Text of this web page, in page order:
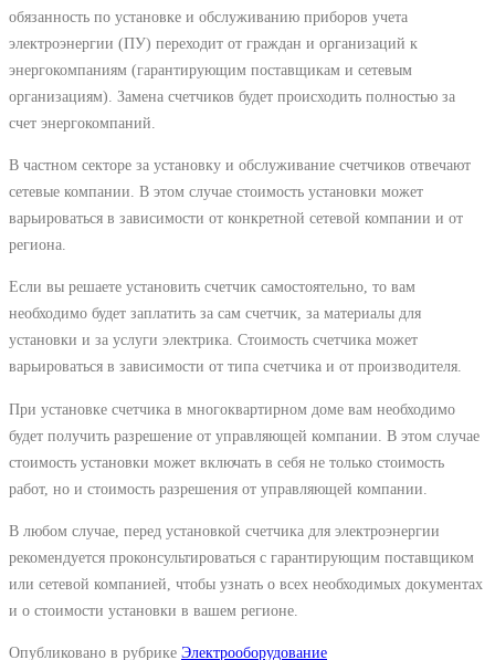
обязанность по установке и обслуживанию приборов учета
электроэнергии (ПУ) переходит от граждан и организаций к
энергокомпаниям (гарантирующим поставщикам и сетевым
организациям). Замена счетчиков будет происходить полностью за
счет энергокомпаний.
В частном секторе за установку и обслуживание счетчиков отвечают
сетевые компании. В этом случае стоимость установки может
варьироваться в зависимости от конкретной сетевой компании и от
региона.
Если вы решаете установить счетчик самостоятельно, то вам
необходимо будет заплатить за сам счетчик, за материалы для
установки и за услуги электрика. Стоимость счетчика может
варьироваться в зависимости от типа счетчика и от производителя.
При установке счетчика в многоквартирном доме вам необходимо
будет получить разрешение от управляющей компании. В этом случае
стоимость установки может включать в себя не только стоимость
работ, но и стоимость разрешения от управляющей компании.
В любом случае, перед установкой счетчика для электроэнергии
рекомендуется проконсультироваться с гарантирующим поставщиком
или сетевой компанией, чтобы узнать о всех необходимых документах
и о стоимости установки в вашем регионе.
Опубликовано в рубрике Электрооборудование